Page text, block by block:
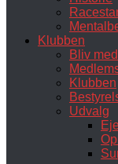
Klubben
Bliv
Klubben
Udvalg